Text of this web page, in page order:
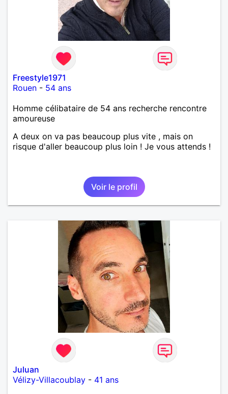
Freestyle1971
Rouen - 54 ans
Homme célibataire de 54 ans recherche rencontre
amoureuse
A deux on va pas beaucoup plus vite , mais on
risque d'aller beaucoup plus loin ! Je vous attends !
Voir le profil
Juluan
Vélizy-Villacoublay - 41 ans